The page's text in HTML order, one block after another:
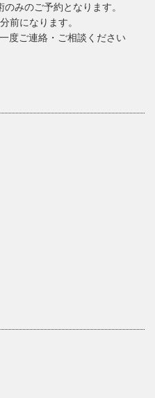
みのご予約となります。
前になります。
度ご連絡・ご相談ください